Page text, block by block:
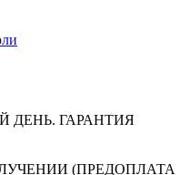
ДЕНЬ. ГАРАНТИЯ
(ПРЕДОПЛАТА